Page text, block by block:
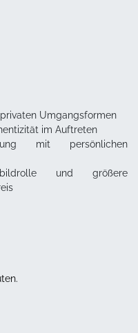
Umgangsformen
im Auftreten
mit persönlichen
und größere